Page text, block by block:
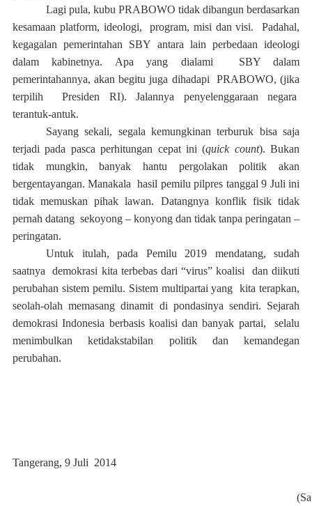
Lagi pula, kubu PRABOWO tidak dibangun berdasarkan
kesamaan platform, ideologi,
program, misi dan visi.
Padahal,
kegagalan pemerintahan SBY antara lain perbedaan ideologi
dalam kabinetnya. Apa yang dialami
SBY dalam
pemerintahannya, akan begitu juga dihadapi
PRABOWO, (jika
terpilih
Presiden RI). Jalannya penyelenggaraan negara
terantuk-antuk.
Sayang sekali, segala kemungkinan terburuk bisa saja
terjadi pada pasca perhitungan cepat ini (quick count). Bukan
tidak mungkin, banyak hantu pergolakan politik akan
bergentayangan. Manakala
hasil pemilu pilpres tanggal 9 Juli ini
tidak memuskan pihak lawan. Datangnya konflik fisik tidak
pernah datang sekoyong – konyong dan tidak tanpa peringatan –
peringatan.
Untuk itulah, pada Pemilu 2019 mendatang, sudah
saatnya
demokrasi kita terbebas dari “virus” koalisi
dan diikuti
perubahan sistem pemilu. Sistem multipartai yang kita terapkan,
seolah-olah memasang dinamit di pondasinya sendiri. Sejarah
demokrasi Indonesia berbasis koalisi dan banyak partai,
selalu
menimbulkan ketidakstabilan politik dan kemandegan
perubahan.
Tangerang, 9 Juli 2014